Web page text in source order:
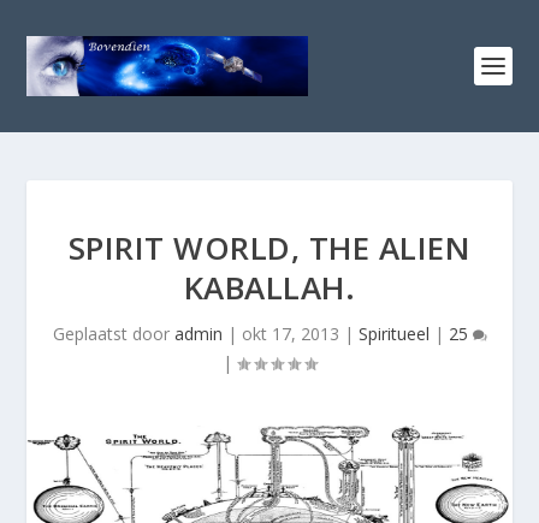
SPIRIT WORLD, THE ALIEN
KABALLAH.
Geplaatst door admin | okt 17, 2013 | Spiritueel | 25
|